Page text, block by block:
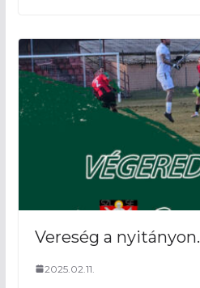
Vereség a nyitányon.
2025.02.11.